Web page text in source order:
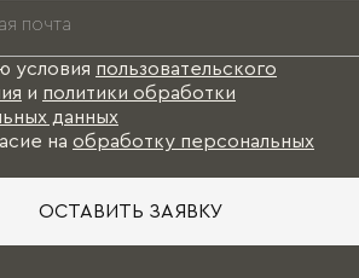
имеющиеся обои, цвета стен,
проекта и на изготовление
коллекции), и какое-то время Вам в
условия пользовательского
и политики обработки
данных
на обработку персональных
ОСТАВИТЬ ЗАЯВКУ